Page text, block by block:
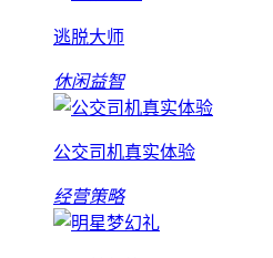
逃脱大师
休闲益智
公交司机真实体验
经营策略